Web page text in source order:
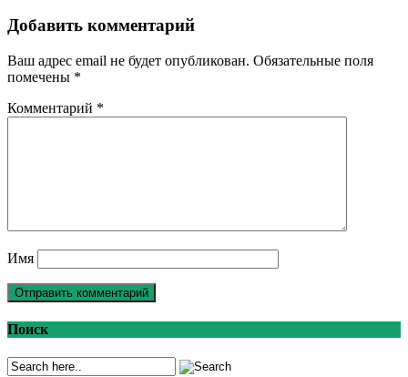
Добавить комментарий
Ваш адрес email не будет опубликован. Обязательные поля
помечены *
Комментарий *
Имя
Поиск